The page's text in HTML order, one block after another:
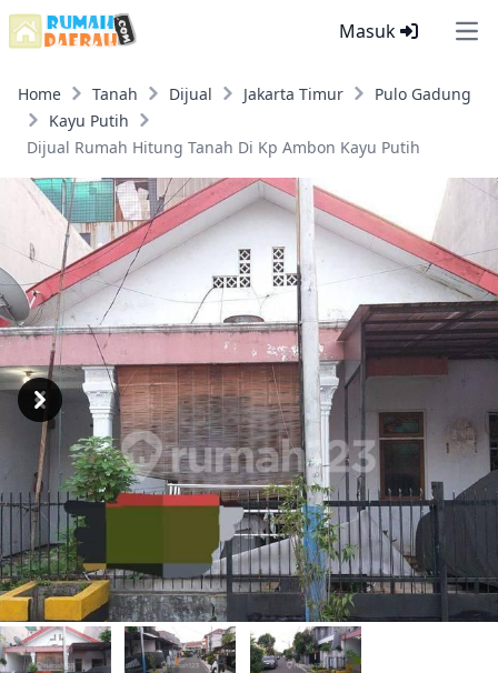
Masuk
Home Tanah Dijual Jakarta Timur
Pulo Gadung
Kayu Putih
Dijual Rumah Hitung Tanah Di Kp Ambon Kayu Putih
Previous
Next